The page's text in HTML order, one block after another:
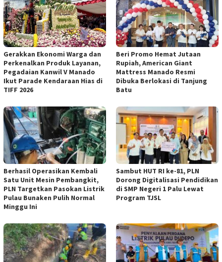
Gerakkan Ekonomi Warga dan
Perkenalkan Produk Layanan,
Pegadaian Kanwil V Manado
Ikut Parade Kendaraan Hias di
TIFF 2026
Beri Promo Hemat Jutaan
Rupiah, American Giant
Mattress Manado Resmi
Dibuka Berlokasi di Tanjung
Batu
Berhasil Operasikan Kembali
Satu Unit Mesin Pembangkit,
PLN Targetkan Pasokan Listrik
Pulau Bunaken Pulih Normal
Minggu Ini
Sambut HUT RI ke-81, PLN
Dorong Digitalisasi Pendidikan
di SMP Negeri 1 Palu Lewat
Program TJSL